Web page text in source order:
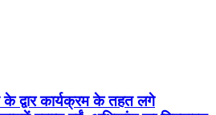
कार्यक्रम के तहत लगे